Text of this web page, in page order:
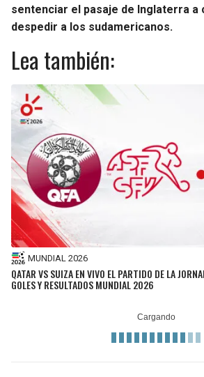
sentenciar el pasaje de Inglaterra a
despedir a los sudamericanos.
Lea también:
MUNDIAL 2026
QATAR VS SUIZA EN VIVO EL PARTIDO DE LA
GOLES Y RESULTADOS MUNDIAL 2026